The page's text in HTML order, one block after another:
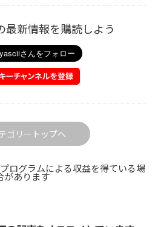
最新情報を購読しよう
ゴリートップへ
ログラムによる収益を得ている場
があります